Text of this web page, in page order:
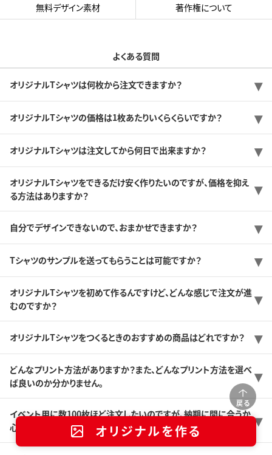
戻る
オリジナルを作る
無料デザイン素材
著作権について
よくある質問
オリジナルTシャツは何枚から注文できますか？
オリジナルTシャツの価格は1枚あたりいくらくらいですか？
オリジナルTシャツは注文してから何日で出来ますか？
オリジナルTシャツをできるだけ安く作りたいのですが、価格を抑え
る方法はありますか？
自分でデザインできないので、おまかせできますか？
Tシャツのサンプルを送ってもらうことは可能ですか？
オリジナルTシャツを初めて作るんですけど、どんな感じで注文が進
むのですか？
オリジナルTシャツをつくるときのおすすめの商品はどれですか？
どんなプリント方法がありますか？また、どんなプリント方法を選べ
ば良いのか分かりません。
イベント用に数100枚ほど注文したいのですが、納期に間に合うか
心配です。